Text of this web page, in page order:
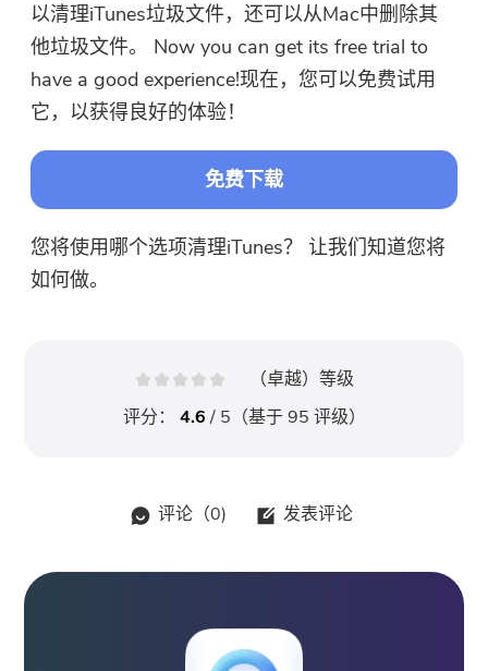
以清理iTunes垃圾文件，还可以从Mac中删除其
他垃圾文件。 Now you can get its free trial to
have a good experience!现在，您可以免费试用
它，以获得良好的体验！
免费下载
您将使用哪个选项清理iTunes？ 让我们知道您将
如何做。
（卓越）等级
评分： 4.6/ 5（基于95 评级）
评论（0) 发表评论